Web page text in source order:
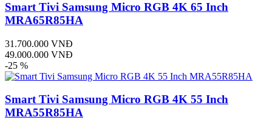
Smart Tivi Samsung Micro RGB 4K 65 Inch
MRA65R85HA
31.700.000 VNĐ
49.000.000 VNĐ
-25 %
Smart Tivi Samsung Micro RGB 4K 55 Inch
MRA55R85HA